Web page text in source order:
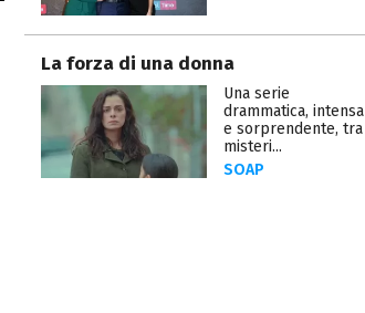
La forza di una donna
Una serie
drammatica, intensa
e sorprendente, tra
misteri...
SOAP